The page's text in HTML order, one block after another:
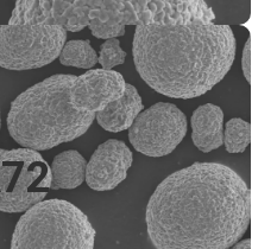
88mol%（88Ni）